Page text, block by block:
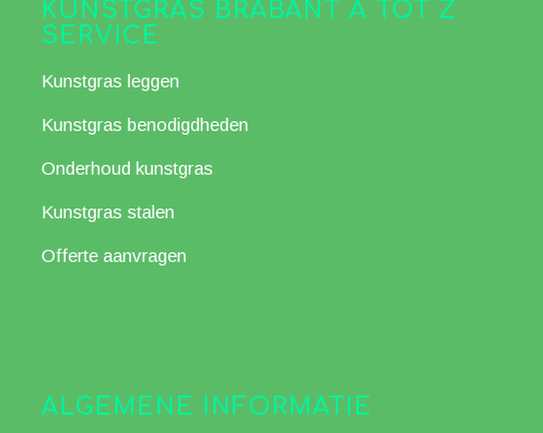
KUNSTGRAS BRABANT A TOT Z
SERVICE
Kunstgras leggen
Kunstgras benodigdheden
Onderhoud kunstgras
Kunstgras stalen
Offerte aanvragen
ALGEMENE INFORMATIE